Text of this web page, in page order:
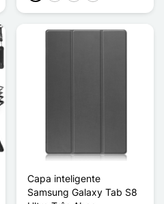
Capa inteligente
Samsung Galaxy Tab S8